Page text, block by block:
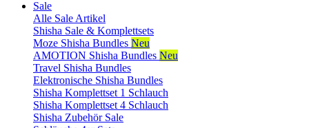
Sale
Alle Sale Artikel
Shisha Sale & Komplettsets
Moze Shisha Bundles Neu
AMOTION Shisha Bundles Neu
Travel Shisha Bundles
Elektronische Shisha Bundles
Shisha Komplettset 1 Schlauch
Shisha Komplettset 4 Schlauch
Shisha Zubehör Sale